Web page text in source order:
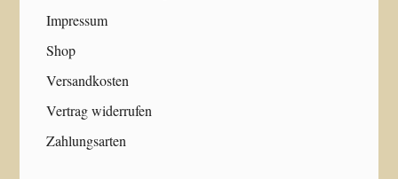
Impressum
Shop
Versandkosten
Vertrag widerrufen
Zahlungsarten